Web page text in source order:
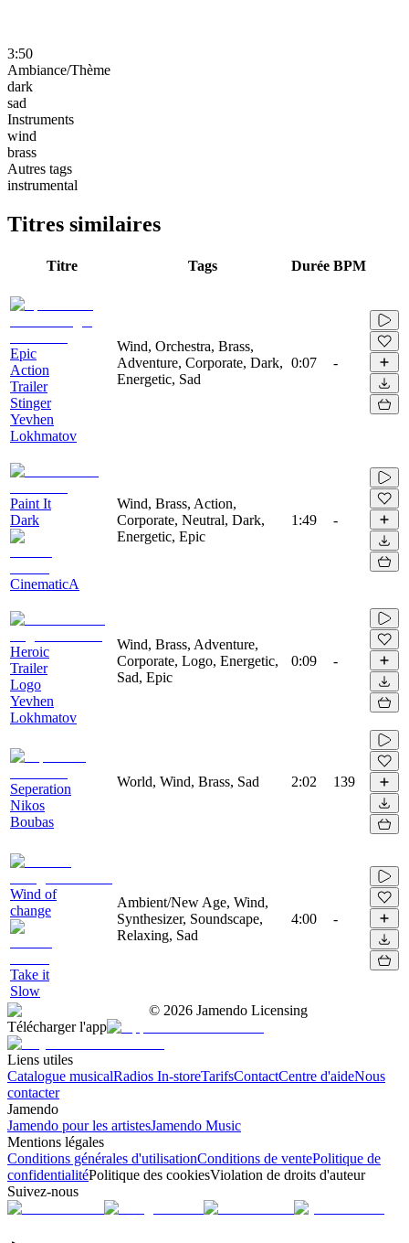
3:50
Ambiance/Thème
dark
sad
Instruments
wind
brass
Autres tags
instrumental
Titres similaires
Titre Tags Durée BPM
Epic
Action
Trailer
Stinger
Yevhen
Lokhmatov
Wind, Orchestra, Brass,
Adventure, Corporate, Dark,
Energetic, Sad
0:07 -
Paint It
Dark
CinematicA
Wind, Brass, Action,
Corporate, Neutral, Dark,
Energetic, Epic
1:49 -
Heroic
Trailer
Logo
Yevhen
Lokhmatov
Wind, Brass, Adventure,
Corporate, Logo, Energetic,
Sad, Epic
0:09 -
Seperation
Nikos
Boubas
World, Wind, Brass, Sad 2:02 139
Wind of
change
Take it
Slow
Ambient/New Age, Wind,
Synthesizer, Soundscape,
Relaxing, Sad
4:00 -
© 2026 Jamendo Licensing
Télécharger l'app
Liens utiles
Catalogue musicalRadios In-storeTarifsContactCentre d'aideNous
contacter
Jamendo
Jamendo pour les artistesJamendo Music
Mentions légales
Conditions générales d'utilisationConditions de ventePolitique de
confidentialitéPolitique des cookiesViolation de droits d'auteur
Suivez-nous